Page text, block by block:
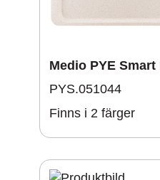
Medio PYE
PYS.051044
Finns i 2 färger